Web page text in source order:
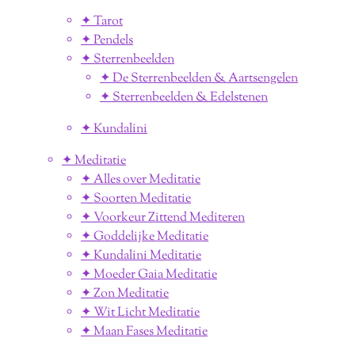
✦ Tarot
✦ Pendels
✦ Sterrenbeelden
✦ De Sterrenbeelden & Aartsengelen
✦ Sterrenbeelden & Edelstenen
✦ Kundalini
✦ Meditatie
✦ Alles over Meditatie
✦ Soorten Meditatie
✦ Voorkeur Zittend Mediteren
✦ Goddelijke Meditatie
✦ Kundalini Meditatie
✦ Moeder Gaia Meditatie
✦ Zon Meditatie
✦ Wit Licht Meditatie
✦ Maan Fases Meditatie